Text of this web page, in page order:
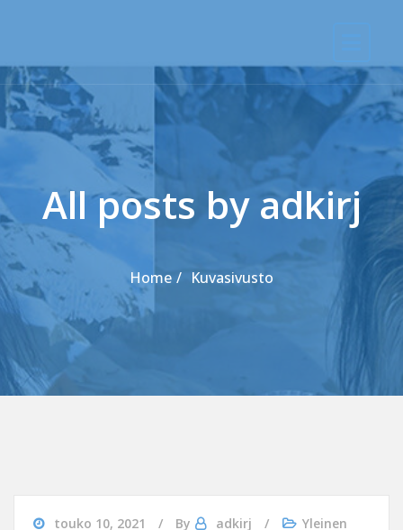
All posts by adkirj
Home Kuvasivusto
touko 10, 2021 By adkirj Yleinen